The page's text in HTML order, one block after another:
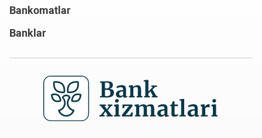
Bankomatlar
Banklar